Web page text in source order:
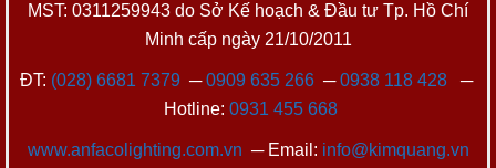
MST: 0311259943 do Sở Kế hoạch & Đầu tư Tp. Hồ Chí
Minh cấp ngày 21/10/2011
ĐT: (028) 6681 7379 ─0909 635 266─0938 118 428─
Hotline: 0931 455 668
www.anfacolighting.com.vn ─ Email: info@kimquang.vn